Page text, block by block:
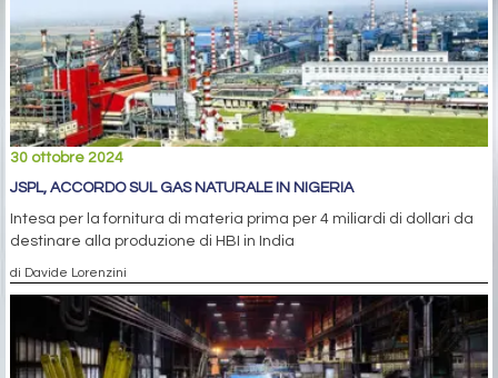
30 ottobre 2024
JSPL, ACCORDO SUL GAS NATURALE IN NIGERIA
Intesa per la fornitura di materia prima per 4 miliardi di dollari da
destinare alla produzione di HBI in India
di Davide Lorenzini